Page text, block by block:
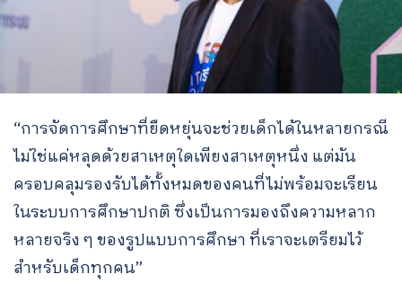
“การจัดการศึกษาที่ยืดหยุ่นจะช่วยเด็กได้ในหลายกรณี
ไม่ใช่แค่หลุดด้วยสาเหตุใดเพียงสาเหตุหนึ่ง แต่มัน
ครอบคลุมรองรับได้ทั้งหมดของคนที่ไม่พร้อมจะเรียน
ในระบบการศึกษาปกติ ซึ่งเป็นการมองถึงความหลาก
หลายจริง ๆ ของรูปแบบการศึกษา ที่เราจะเตรียมไว้
สำหรับเด็กทุกคน”